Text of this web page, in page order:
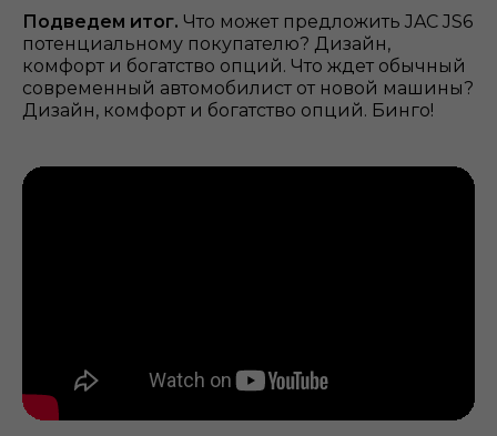
Подведем итог. Что может предложить JAC JS6
потенциальному покупателю? Дизайн,
комфорт и богатство опций. Что ждет обычный
современный автомобилист от новой машины?
Дизайн, комфорт и богатство опций. Бинго!